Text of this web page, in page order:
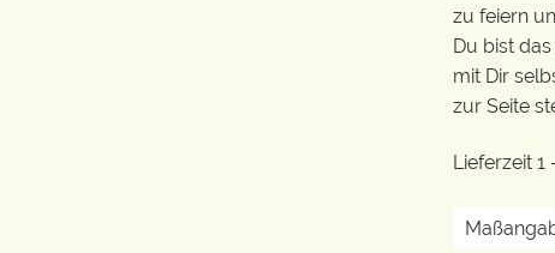
zu feiern
Du bist
mit Dir
zur Seite
Lieferzeit 1